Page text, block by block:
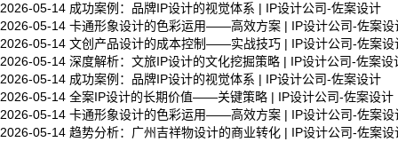
2026-05-14 成功案例：品牌IP设计的视觉体系 | IP设计公司-佐案设计
2026-05-14 卡通形象设计的色彩运用——高效方案 | IP设计公司-佐案设
2026-05-14 文创产品设计的成本控制——实战技巧 | IP设计公司-佐案设
2026-05-14 深度解析：文旅IP设计的文化挖掘策略 | IP设计公司-佐案设
2026-05-14 成功案例：品牌IP设计的视觉体系 | IP设计公司-佐案设计
2026-05-14 全案IP设计的长期价值——关键策略 | IP设计公司-佐案设计
2026-05-14 卡通形象设计的色彩运用——高效方案 | IP设计公司-佐案设
2026-05-14 趋势分析：广州吉祥物设计的商业转化 | IP设计公司-佐案设
文创产品设计的成本控制——实战技巧 | IP设计公
司-佐案设计
系统化的方法论是文创产品设计成功的基……